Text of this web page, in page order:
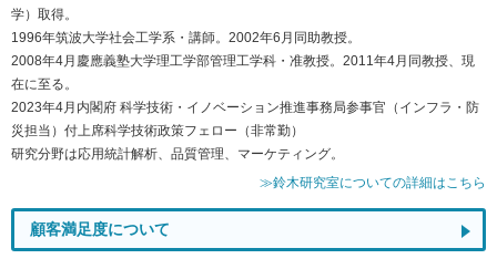
学）取得。
1996年筑波大学社会工学系・講師。2002年6月同助教授。
2008年4月慶應義塾大学理工学部管理工学科・准教授。2011年4月同教授、現
在に至る。
2023年4月内閣府 科学技術・イノベーション推進事務局参事官（インフラ・防
災担当）付上席科学技術政策フェロー（非常勤）
研究分野は応用統計解析、品質管理、マーケティング。
≫鈴木研究室についての詳細はこちら
顧客満足度について